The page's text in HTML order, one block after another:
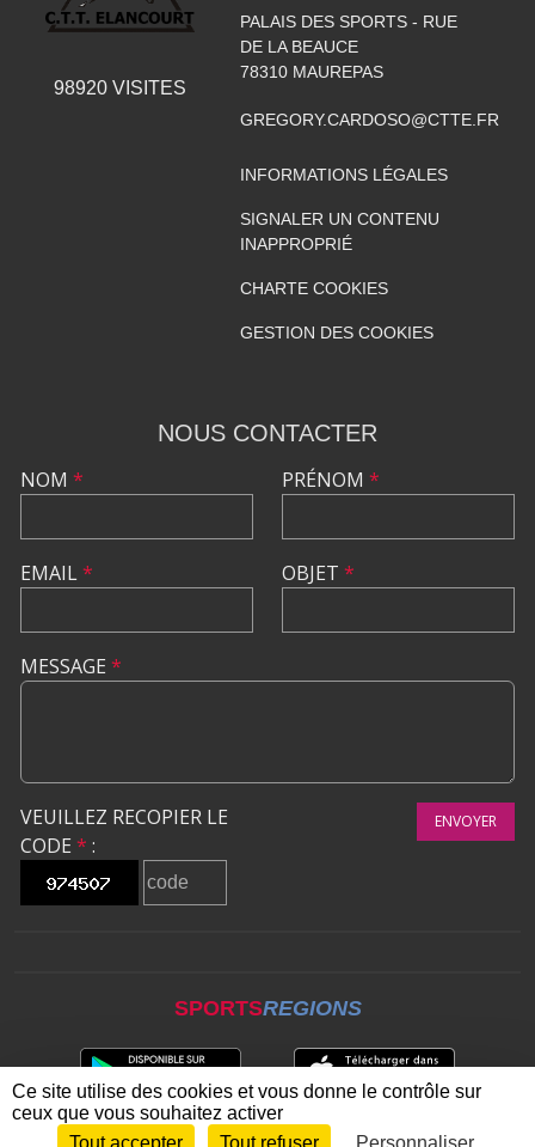
98920VISITES
PALAIS DES SPORTS - RUE
DE LA BEAUCE
78310 MAUREPAS
GREGORY.CARDOSO@CTTE.FR
INFORMATIONS LÉGALES
SIGNALER UN CONTENU
INAPPROPRIÉ
CHARTE COOKIES
GESTION DES COOKIES
NOUS CONTACTER
NOM *
EMAIL*
PRÉNOM *
OBJET *
MESSAGE *
VEUILLEZ RECOPIER LE
CODE * :
ENVOYER
SPORTSREGIONS
Ce site utilise des cookies et vous donne le contrôle sur
ceux que vous souhaitez activer
Tout accepter
Tout refuser Personnaliser